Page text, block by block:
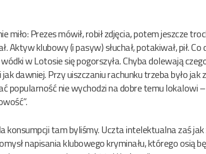
miło: Prezes mówił, robił zdjęcia, potem jeszcze
Aktyw klubowy (i pasyw) słuchał, potakiwał, pił.
w Lotosie się pogorszyła. Chyba dolewają
dawniej. Przy uiszczaniu rachunku trzeba było jak
popularność nie wychodzi na dobre temu lokalowi
konsumpcji tam byliśmy. Uczta intelektualna zaś
napisania klubowego kryminału, którego osią